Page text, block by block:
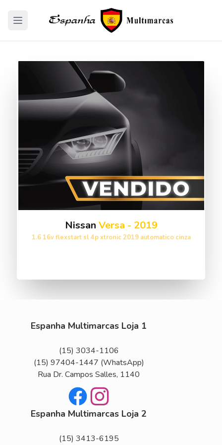
Nissan Versa - 2019
1.6 16v flexstart sl 4p xtronic 2019 automatico cinza
Espanha Multimarcas Loja 1
(15) 3034-1106
(15) 97404-1447 (WhatsApp)
Rua Dr. Campos Salles, 1140
FacebookInstagram
Espanha Multimarcas Loja 2
(15) 3413-6195